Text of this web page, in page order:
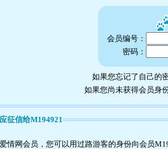
会员编号：
密码：
如果您忘记了自己的
如果您尚未获得会员身
征信给M194921
情网会员，您可以用过路游客的身份向会员